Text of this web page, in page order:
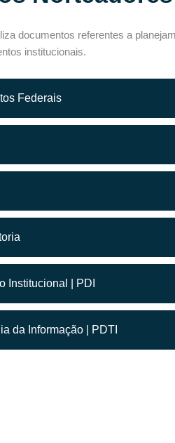
documentos referentes a
institucionais.
Federais
Institucional | PDI
da Informação | PDTI